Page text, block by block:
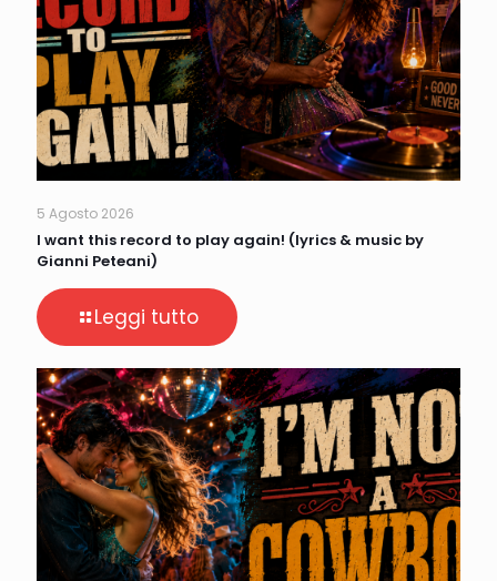
5 Agosto 2026
I want this record to play again! (lyrics & music by
Gianni Peteani)
Leggi tutto